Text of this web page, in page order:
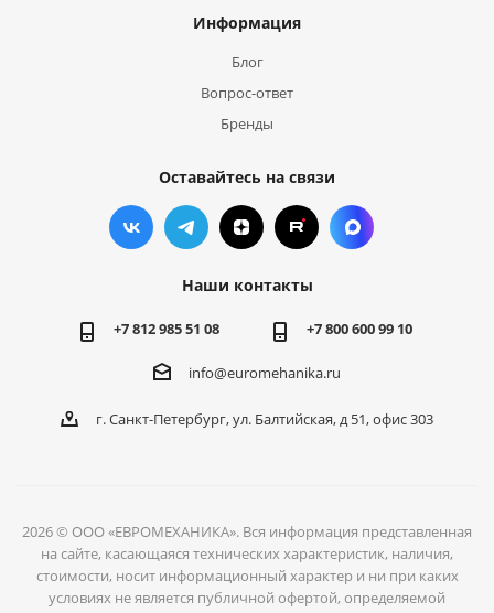
Информация
Блог
Вопрос-ответ
Бренды
Оставайтесь на связи
Наши контакты
+7 812 985 51 08 +7 800 600 99 10
info@euromehanika.ru
г. Санкт-Петербург, ул. Балтийская, д 51, офис 303
2026 © ООО «ЕВРОМЕХАНИКА». Вся информация представленная
на сайте, касающаяся технических характеристик, наличия,
стоимости, носит информационный характер и ни при каких
условиях не является публичной офертой, определяемой